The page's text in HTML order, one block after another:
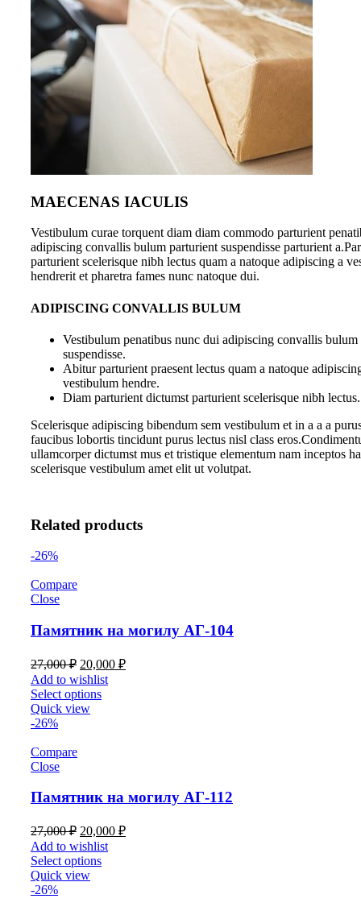
MAECENAS IACULIS
Vestibulum curae torquent diam diam commodo parturient
adipiscing convallis bulum parturient suspendisse parturient
parturient scelerisque nibh lectus quam a natoque adipiscing a
hendrerit et pharetra fames nunc natoque dui.
ADIPISCING CONVALLIS BULUM
Vestibulum penatibus nunc dui adipiscing convallis bulum
suspendisse.
Abitur parturient praesent lectus quam a natoque
vestibulum hendre.
Diam parturient dictumst parturient scelerisque nibh lectus.
Scelerisque adipiscing bibendum sem vestibulum et in a a a
faucibus lobortis tincidunt purus lectus nisl class
ullamcorper dictumst mus et tristique elementum nam inceptos
scelerisque vestibulum amet elit ut volutpat.
Related products
-26%
Compare
Close
Памятник на могилу АГ-104
27,000₽ 20,000 ₽
Add to wishlist
Select options
Quick view
-26%
Compare
Close
Памятник на могилу АГ-112
27,000₽ 20,000 ₽
Add to wishlist
Select options
Quick view
-26%